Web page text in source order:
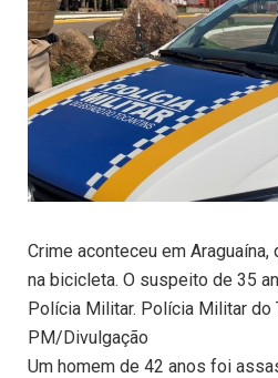
Crime aconteceu em
na bicicleta. O suspeito de 35
Polícia Militar. Polícia Militar do
PM/Divulgação
Um homem de 42 anos foi